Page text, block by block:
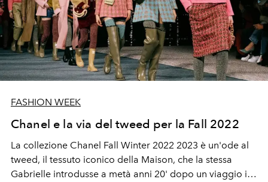
FASHION WEEK
Chanel e la via del tweed per la Fall 2022
La collezione Chanel Fall Winter 2022 2023 è un'ode al
tweed, il tessuto iconico della Maison, che la stessa
Gabrielle introdusse a metà anni 20' dopo un viaggio in